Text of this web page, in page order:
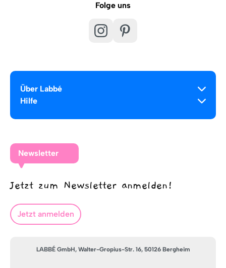
Folge uns
Über Labbé
Hilfe
Newsletter
Jetzt zum Newsletter anmelden!
Jetzt anmelden
LABBÉ GmbH, Walter-Gropius-Str. 16, 50126 Bergheim